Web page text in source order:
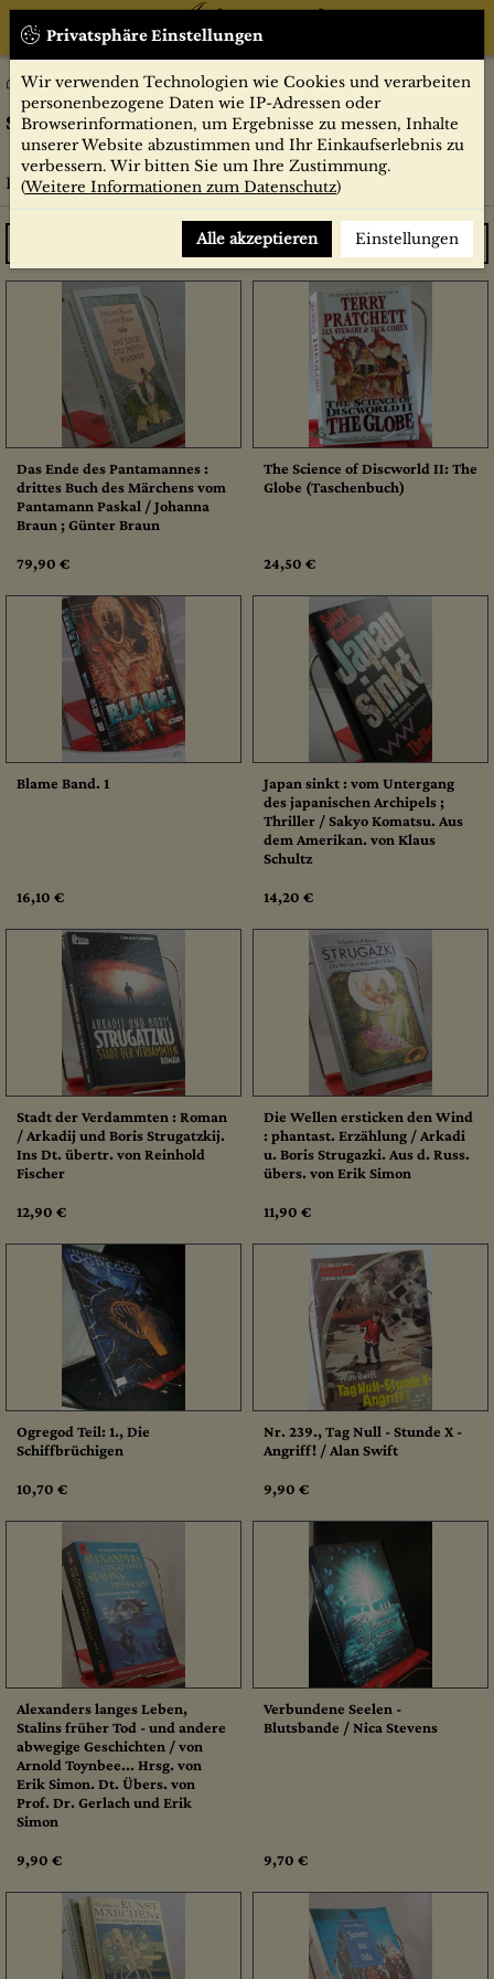
Privatsphäre Einstellungen
Wir verwenden Technologien wie Cookies und verarbeiten
personenbezogene Daten wie IP-Adressen oder
Browserinformationen, um Ergebnisse zu messen, Inhalte
unserer Website abzustimmen und Ihr Einkaufserlebnis zu
verbessern. Wir bitten Sie um Ihre Zustimmung.
(Weitere Informationen zum Datenschutz)
Alle akzeptieren Einstellungen
Belletristik SF/Fantasy Bücher
SF/Fantasy Bücher
Perry Rhodan
Das Ende des Pantamannes :
drittes Buch des Märchens vom
Pantamann Paskal / Johanna
Braun ; Günter Braun
79,90 €
The Science of Discworld II: The
Globe (Taschenbuch)
24,50 €
Blame Band. 1
16,10 €
Japan sinkt : vom Untergang
des japanischen Archipels ;
Thriller / Sakyo Komatsu. Aus
dem Amerikan. von Klaus
Schultz
14,20 €
Stadt der Verdammten : Roman
/ Arkadij und Boris Strugatzkij.
Ins Dt. übertr. von Reinhold
Fischer
12,90 €
Die Wellen ersticken den Wind
: phantast. Erzählung / Arkadi
u. Boris Strugazki. Aus d. Russ.
übers. von Erik Simon
11,90 €
Ogregod Teil: 1., Die
Schiffbrüchigen
10,70 €
Nr. 239., Tag Null - Stunde X -
Angriff! / Alan Swift
9,90 €
Alexanders langes Leben,
Stalins früher Tod - und andere
abwegige Geschichten / von
Arnold Toynbee... Hrsg. von
Erik Simon. Dt. Übers. von
Prof. Dr. Gerlach und Erik
Simon
9,90 €
Verbundene Seelen -
Blutsbande / Nica Stevens
9,70 €